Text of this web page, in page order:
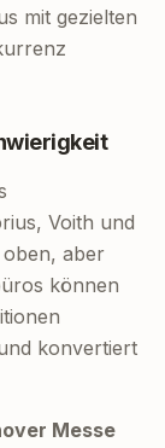
mit gezielten
Voith und
aber
können
konvertiert
Messe